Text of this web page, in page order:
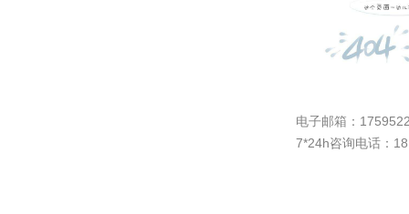
电子邮箱：
7*24h咨询电话：